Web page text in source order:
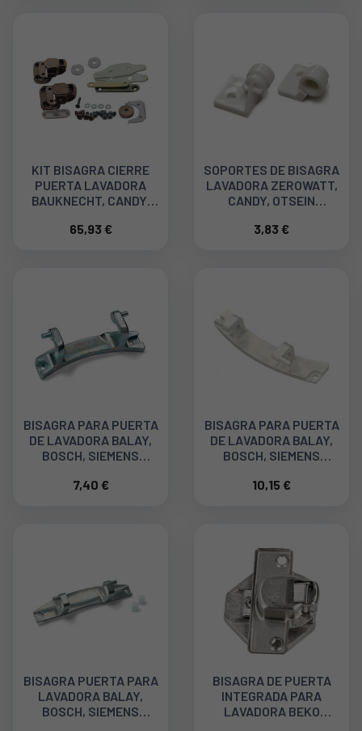
KIT BISAGRA CIERRE
PUERTA LAVADORA
BAUKNECHT, CANDY,
41026810
65,93 €
SOPORTES DE BISAGRA
LAVADORA ZEROWATT,
CANDY, OTSEIN
3,83 €
BISAGRA PARA PUERTA
DE LAVADORA BALAY,
BOSCH, SIEMENS
7,40 €
BISAGRA PARA PUERTA
DE LAVADORA BALAY,
BOSCH, SIEMENS
10,15 €
BISAGRA PUERTA PARA
LAVADORA BALAY,
BOSCH, SIEMENS
BISAGRA DE PUERTA
INTEGRADA PARA
LAVADORA BEKO